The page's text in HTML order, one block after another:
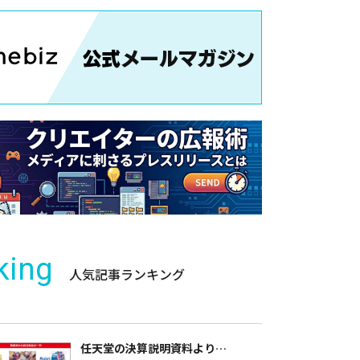
人気記事ランキング
任天堂の決算説明資料より…